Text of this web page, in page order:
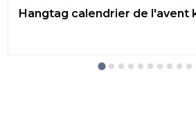
Hangtag calendrier de l'avent